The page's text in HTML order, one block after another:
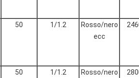
50 1/1.2
Rosso/nero
ecc
50 1/1.2
Rosso/nero